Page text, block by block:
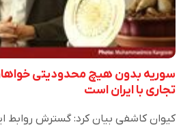
سوریه بدون هیچ محدودیتی
تجاری با ایران است
کیوان کاشفی بیان کرد: گسترش روابط